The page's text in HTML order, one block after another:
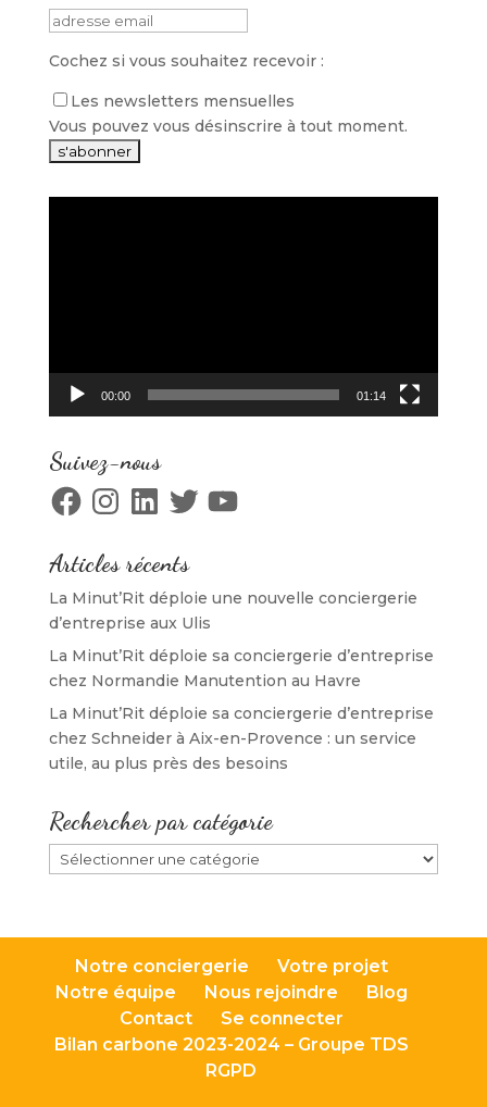
Cochez si vous souhaitez recevoir :
Les newsletters mensuelles
Vous pouvez vous désinscrire à tout moment.
00:00 01:14
Suivez-nous
FacebookInstagramLinkedInTwitterYouTube
Articles récents
La Minut’Rit déploie une nouvelle conciergerie
d’entreprise aux Ulis
La Minut’Rit déploie sa conciergerie d’entreprise
chez Normandie Manutention au Havre
La Minut’Rit déploie sa conciergerie d’entreprise
chez Schneider à Aix-en-Provence : un service
utile, au plus près des besoins
Rechercher par catégorie
Rechercher
par
Notre conciergerie
Votre projet
Notre équipe
Nous rejoindre
Blog
Contact
Se connecter
Bilan carbone 2023-2024 – Groupe TDS
RGPD